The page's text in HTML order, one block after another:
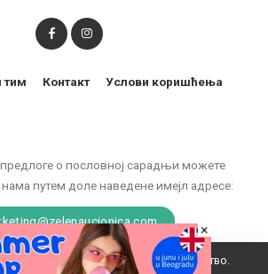
о пословној сарадњи можете
путем доле наведене имејл адресе:
тим Контакт Услови коришћења
колачиће да побољша ваше искуство.
×